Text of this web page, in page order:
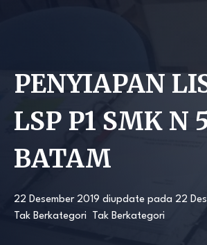
PENYIAPAN
LSP P1 SMK N
BATAM
22 Desember 2019 diupdate pada 22
Tak Berkategori
Tak Berkategori